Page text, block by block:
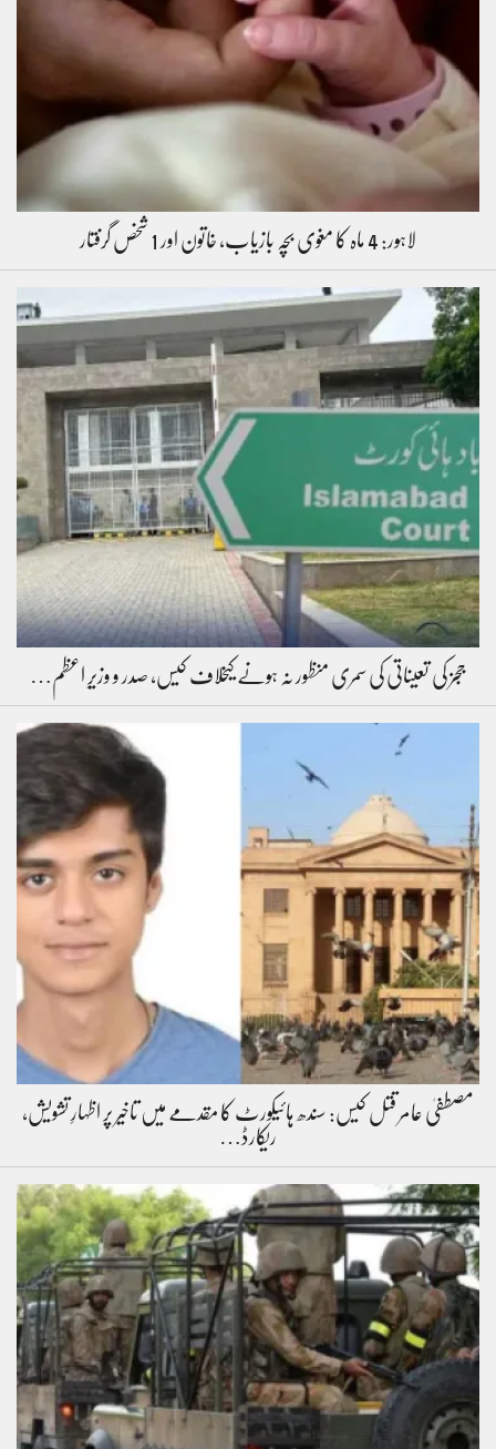
لاہور: 4 ماہ کا مغوی بچہ بازیاب، خاتون اور 1 شخص گرفتار
ججز کی تعیناتی کی سمری منظور نہ ہونے کیخلاف کیس، صدر و وزیرِ اعظم…
مصطفیٰ عامر قتل کیس: سندھ ہائیکورٹ کا مقدمے میں تاخیر پر اظہارِ تشویش،
ریکارڈ…